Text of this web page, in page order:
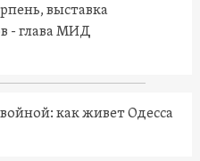
выставка
- глава МИД
как живет Одесса